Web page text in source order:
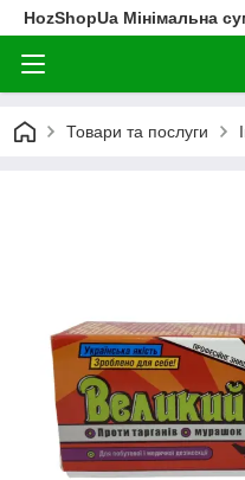
HozShopUa Мінімальна
Товари та послуги